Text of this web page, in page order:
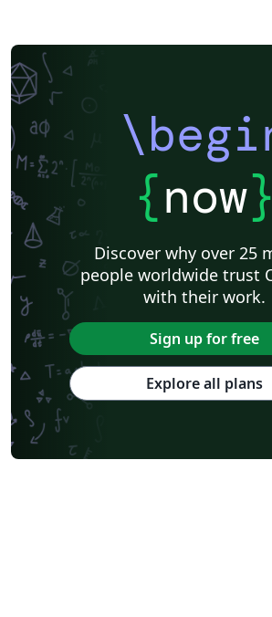
{now}
Discover why over 25
people worldwide trust
with their work.
Sign up for free
Explore all plans